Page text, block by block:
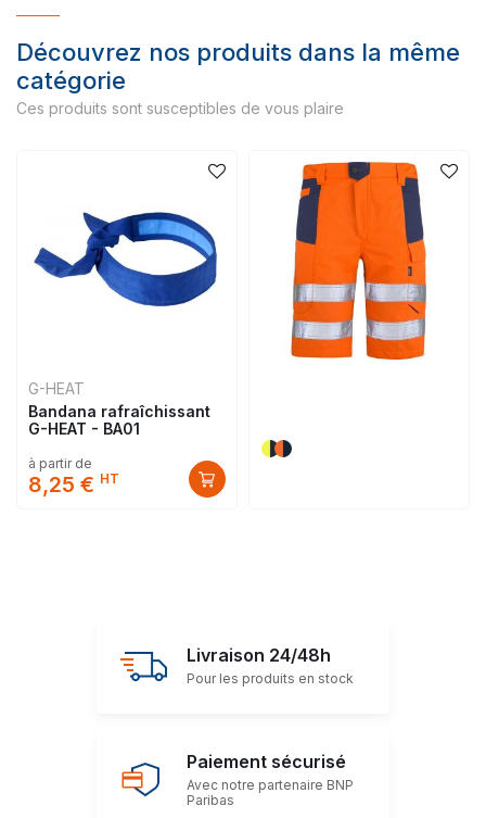
Découvrez nos produits dans la même
catégorie
Ces produits sont susceptibles de vous plaire
G-HEAT
Bandana rafraîchissant
G-HEAT - BA01
à partir de
8,25 € HT
Livraison 24/48h
Pour les produits en stock
Paiement sécurisé
Avec notre partenaire BNP
Paribas